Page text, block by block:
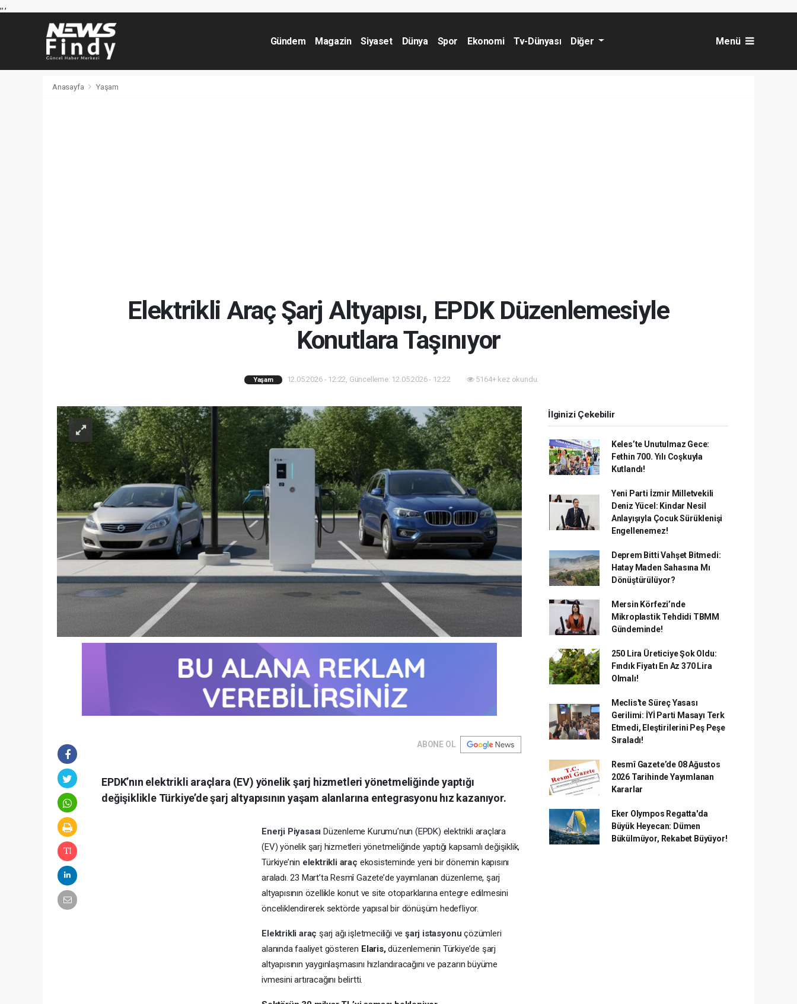
,,,
Gündem Magazin Siyaset Dünya Spor Ekonomi Tv-Dünyası Diğer Menü
Anasayfa Yaşam
Elektrikli Araç Şarj Altyapısı, EPDK Düzenlemesiyle
Konutlara Taşınıyor
Yaşam 12.05.2026 - 12:22, Güncelleme: 12.05.2026 - 12:22 5164+ kez okundu.
ABONE OL
EPDK’nın elektrikli araçlara (EV) yönelik şarj hizmetleri yönetmeliğinde yaptığı
değişiklikle Türkiye’de şarj altyapısının yaşam alanlarına entegrasyonu hız kazanıyor.
Enerji Piyasası Düzenleme Kurumu’nun (EPDK) elektrikli araçlara
(EV) yönelik şarj hizmetleri yönetmeliğinde yaptığı kapsamlı değişiklik,
Türkiye’nin elektrikli araç ekosisteminde yeni bir dönemin kapısını
araladı. 23 Mart’ta Resmî Gazete’de yayımlanan düzenleme, şarj
altyapısının özellikle konut ve site otoparklarına entegre edilmesini
önceliklendirerek sektörde yapısal bir dönüşüm hedefliyor.
Elektrikli araçşarj ağı işletmeciliği veşarj istasyonuçözümleri
alanında faaliyet gösteren Elaris,düzenlemenin Türkiye’de şarj
altyapısının yaygınlaşmasını hızlandıracağını ve pazarın büyüme
ivmesini artıracağını belirtti.
İlginizi Çekebilir
Keles’te Unutulmaz Gece:
Fethin 700. Yılı Coşkuyla
Kutlandı!
Yeni Parti İzmir Milletvekili
Deniz Yücel: Kindar Nesil
Anlayışıyla Çocuk Sürüklenişi
Engellenemez!
Deprem Bitti Vahşet Bitmedi:
Hatay Maden Sahasına Mı
Dönüştürülüyor?
Mersin Körfezi’nde
Mikroplastik Tehdidi TBMM
Gündeminde!
250 Lira Üreticiye Şok Oldu:
Fındık Fiyatı En Az 370 Lira
Olmalı!
Meclis'te Süreç Yasası
Gerilimi: İYİ Parti Masayı Terk
Etmedi, Eleştirilerini Peş Peşe
Sıraladı!
Resmî Gazete’de 08 Ağustos
2026 Tarihinde Yayımlanan
Kararlar
Eker Olympos Regatta'da
Büyük Heyecan: Dümen
Bükülmüyor, Rekabet Büyüyor!